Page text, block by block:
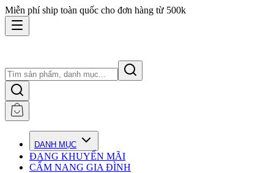
Miễn phí ship toàn quốc cho đơn hàng từ 500k
DANH MỤC
ĐANG KHUYẾN MÃI
CẨM NANG GIA ĐÌNH